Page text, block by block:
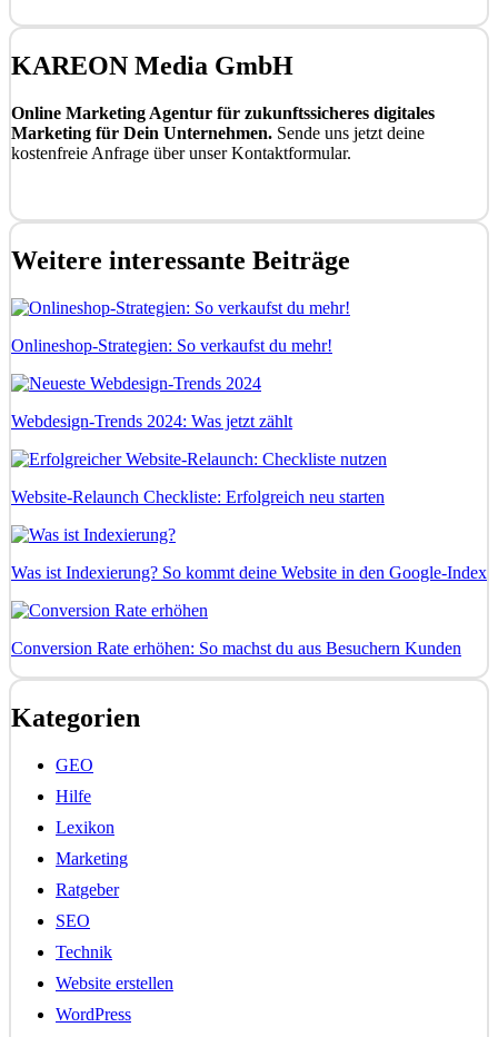
KAREON Media GmbH
Online Marketing Agentur für zukunftssicheres digitales
Marketing für Dein Unternehmen. Sende uns jetzt deine
kostenfreie Anfrage über unser Kontaktformular.
Weitere interessante Beiträge
Onlineshop-Strategien: So verkaufst du mehr!
Webdesign-Trends 2024: Was jetzt zählt
Website-Relaunch Checkliste: Erfolgreich neu starten
Was ist Indexierung? So kommt deine Website in den Google-Index
Conversion Rate erhöhen: So machst du aus Besuchern Kunden
Kategorien
GEO
Hilfe
Lexikon
Marketing
Ratgeber
SEO
Technik
Website erstellen
WordPress